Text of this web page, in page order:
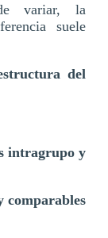
variar, la
suele
del
intragrupo y
comparables